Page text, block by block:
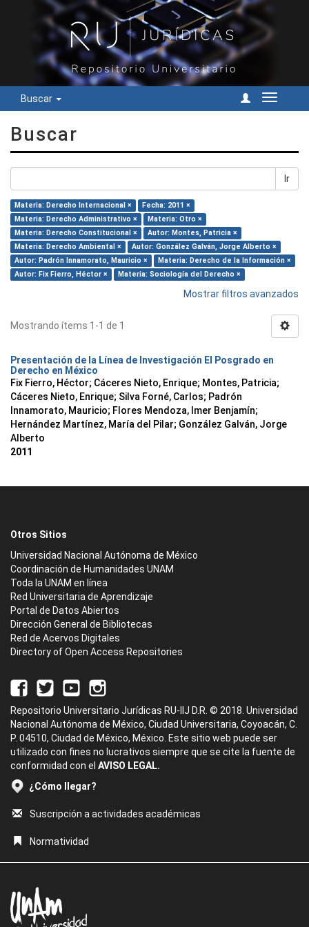
Buscar
Cambiar
Buscar
Ir
Materia: Derecho Internacional ×
Fecha: 2011 ×
Materia: Derecho Administrativo ×
Materia: Otro ×
Materia: Derecho Constitucional ×
Autor: Montes, Patricia ×
Materia: Derecho Ambiental ×
Autor: González Galván, Jorge Alberto ×
Autor: Padrón Innamorato, Mauricio ×
Materia: Derecho de la Información ×
Autor: Fix Fierro, Héctor ×
Materia: Sociología del Derecho ×
Mostrar filtros avanzados
Mostrando ítems 1-1 de 1
Presentación de la Línea de Investigación El Posgrado en
Derecho en México
Fix Fierro, Héctor; Cáceres Nieto, Enrique; Montes, Patricia;
Cáceres Nieto, Enrique; Silva Forné, Carlos; Padrón
Innamorato, Mauricio; Flores Mendoza, Imer Benjamín;
Hernández Martínez, María del Pilar; González Galván, Jorge
Alberto
2011
Otros Sitios
Universidad Nacional Autónoma de México
Coordinación de Humanidades UNAM
Toda la UNAM en línea
Red Universitaria de Aprendizaje
Portal de Datos Abiertos
Dirección General de Bibliotecas
Red de Acervos Digitales
Directory of Open Access Repositories
Repositorio Universitario Jurídicas RU-IIJ D.R. © 2018. Universidad
Nacional Autónoma de México, Ciudad Universitaria, Coyoacán, C.
P. 04510, Ciudad de México, México. Este sitio web puede ser
utilizado con fines no lucrativos siempre que se cite la fuente de
conformidad con el AVISO LEGAL.
¿Cómo llegar?
Suscripción a actividades académicas
Normatividad